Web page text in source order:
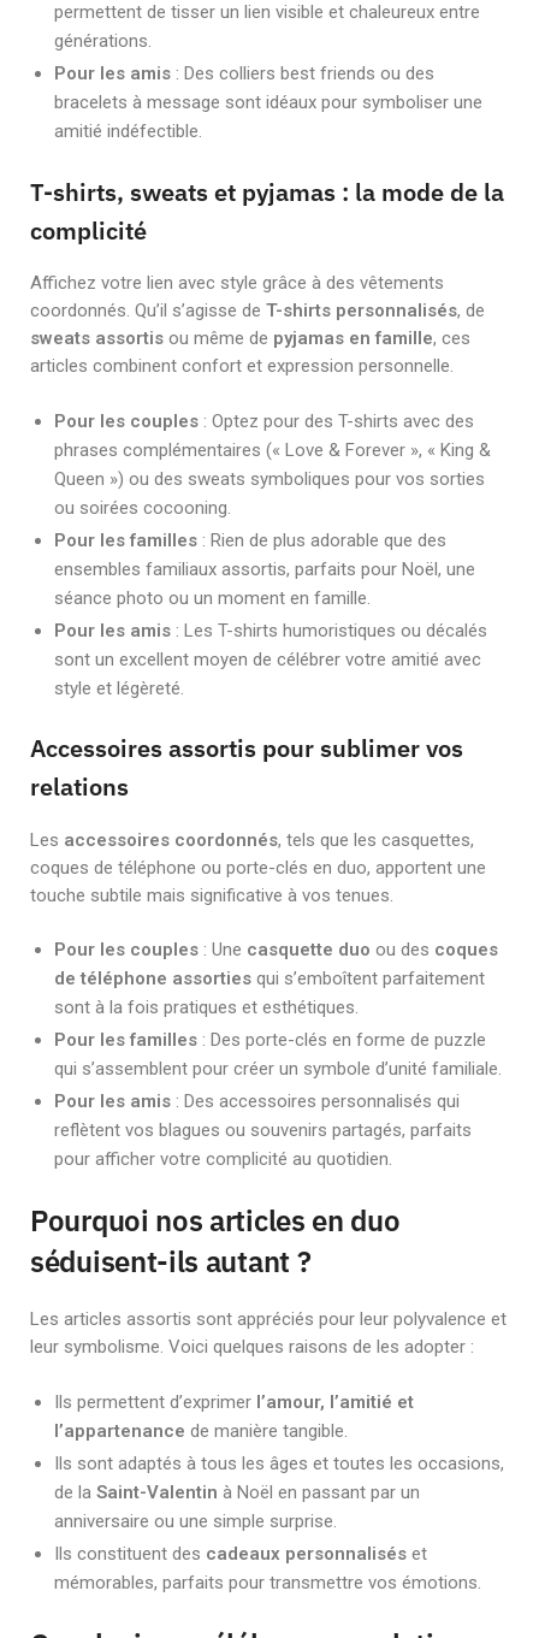
permettent de tisser un lien visible et chaleureux entre
générations.
Pour les amis : Des colliers best friends ou des
bracelets à message sont idéaux pour symboliser une
amitié indéfectible.
T-shirts, sweats et pyjamas : la mode de la
complicité
Affichez votre lien avec style grâce à des vêtements
coordonnés. Qu’il s’agisse de T-shirts personnalisés, de
sweats assortis ou même de pyjamas en famille, ces
articles combinent confort et expression personnelle.
Pour les couples : Optez pour des T-shirts avec des
phrases complémentaires (« Love & Forever », « King &
Queen ») ou des sweats symboliques pour vos sorties
ou soirées cocooning.
Pour les familles : Rien de plus adorable que des
ensembles familiaux assortis, parfaits pour Noël, une
séance photo ou un moment en famille.
Pour les amis : Les T-shirts humoristiques ou décalés
sont un excellent moyen de célébrer votre amitié avec
style et légèreté.
Accessoires assortis pour sublimer vos
relations
Les accessoires coordonnés, tels que les casquettes,
coques de téléphone ou porte-clés en duo, apportent une
touche subtile mais significative à vos tenues.
Pour les couples : Une casquette duo ou des coques
de téléphone assorties qui s’emboîtent parfaitement
sont à la fois pratiques et esthétiques.
Pour les familles : Des porte-clés en forme de puzzle
qui s’assemblent pour créer un symbole d’unité familiale.
Pour les amis : Des accessoires personnalisés qui
reflètent vos blagues ou souvenirs partagés, parfaits
pour afficher votre complicité au quotidien.
Pourquoi nos articles en duo
séduisent-ils autant ?
Les articles assortis sont appréciés pour leur polyvalence et
leur symbolisme. Voici quelques raisons de les adopter :
Ils permettent d’exprimer l’amour, l’amitié et
l’appartenance de manière tangible.
Ils sont adaptés à tous les âges et toutes les occasions,
de la Saint-Valentin à Noël en passant par un
anniversaire ou une simple surprise.
Ils constituent des cadeaux personnalisés et
mémorables, parfaits pour transmettre vos émotions.